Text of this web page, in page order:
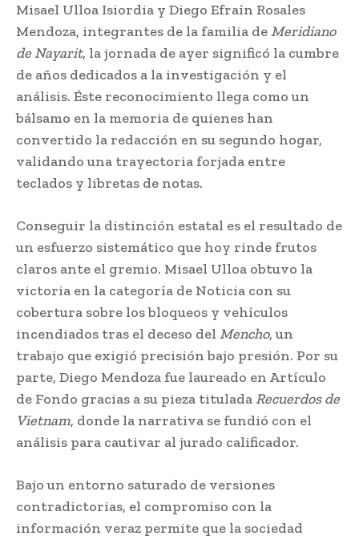
Misael Ulloa Isiordia y Diego Efraín Rosales
Mendoza, integrantes de la familia de Meridiano
de Nayarit, la jornada de ayer significó la cumbre
de años dedicados a la investigación y el
análisis. Éste reconocimiento llega como un
bálsamo en la memoria de quienes han
convertido la redacción en su segundo hogar,
validando una trayectoria forjada entre
teclados y libretas de notas.
Conseguir la distinción estatal es el resultado de
un esfuerzo sistemático que hoy rinde frutos
claros ante el gremio. Misael Ulloa obtuvo la
victoria en la categoría de Noticia con su
cobertura sobre los bloqueos y vehículos
incendiados tras el deceso del Mencho, un
trabajo que exigió precisión bajo presión. Por su
parte, Diego Mendoza fue laureado en Artículo
de Fondo gracias a su pieza titulada Recuerdos de
Vietnam, donde la narrativa se fundió con el
análisis para cautivar al jurado calificador.
Bajo un entorno saturado de versiones
contradictorias, el compromiso con la
información veraz permite que la sociedad